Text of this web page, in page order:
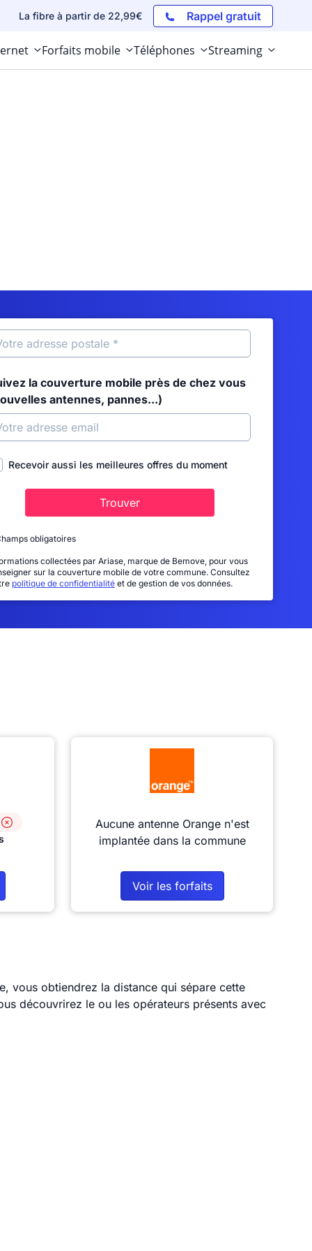
La fibre à partir de 22,99€ Rappel gratuit
Forfaits mobile Téléphones Streaming
la couverture mobile près de chez vous
antennes, pannes...)
Recevoir aussi les meilleures offres du moment
Trouver
obligatoires
collectées par Ariase, marque de Bemove, pour vous
sur la couverture mobile de votre commune. Consultez
politique de confidentialité et de gestion de vos données.
Aucune antenne Orange n'est
implantée dans la commune
Voir les forfaits
vous obtiendrez la distance qui sépare cette
découvrirez le ou les opérateurs présents avec